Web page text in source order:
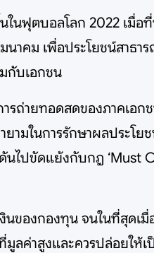
นฟุตบอลโลก 2022 เมื่อ
าคม เพื่อประโยชน์สาธ
กับเอกชน
ถ่ายทอดสดของภาคเอก
มในการรักษาผลประโย
ปขัดแย้งกับกฎ ‘Must
นของกองทุน จนในที่สุด
ลค่าสูงและควรปล่อยให้